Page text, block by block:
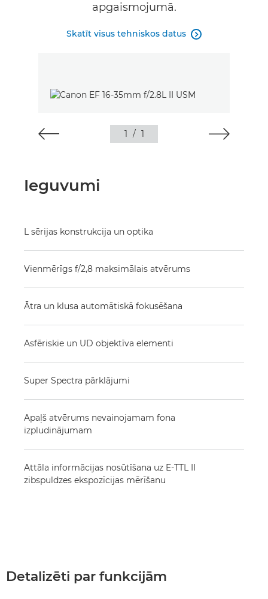
apgaismojumā.
Skatīt visus tehniskos datus 
1 / 1
Ieguvumi
L sērijas konstrukcija un optika
Vienmērīgs f/2,8 maksimālais atvērums
Ātra un klusa automātiskā fokusēšana
Asfēriskie un UD objektīva elementi
Super Spectra pārklājumi
Apaļš atvērums nevainojamam fona
izpludinājumam
Attāla informācijas nosūtīšana uz E-TTL II
zibspuldzes ekspozīcijas mērīšanu
Detalizēti par funkcijām